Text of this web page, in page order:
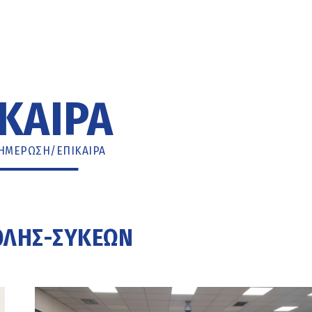
/ ΕΠΙΚΑΙΡΑ
ΣΥΚΕΏΝ